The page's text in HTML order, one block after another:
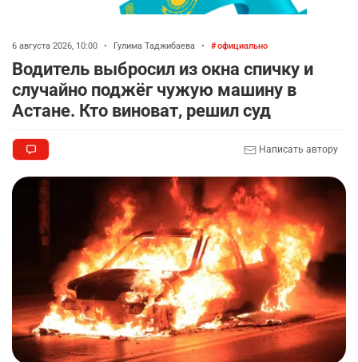
6 августа 2026, 10:00 • Гулима Таджибаева • официально
Водитель выбросил из окна спичку и
случайно поджёг чужую машину в
Астане. Кто виноват, решил суд
Написать автору